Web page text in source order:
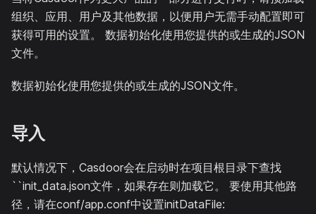
组织、应用、用户及其他数据，以便用户无需手动配置即可
获得可用的设置。 数据初始化使用您提供的或生成的JSON
文件。
数据初始化使用您提供的或生成的JSON文件。
导入
默认情况下，Casdoor会在启动时在项目根目录下查找
``init_data.json文件，如果存在则加载它。 要使用其他路
径，请在conf/app.conf中设置initDataFile: